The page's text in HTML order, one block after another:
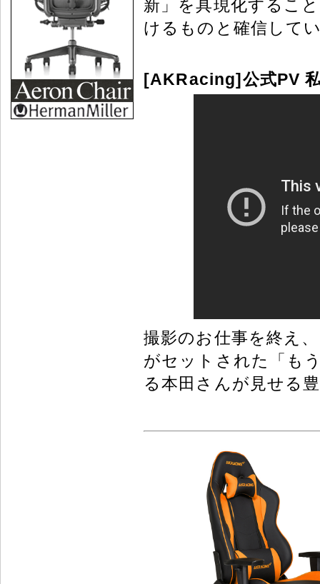
新」を具現化するこ
けるものと確信して
[AKRacing]公式PV
撮影のお仕事を終え
がセットされた「も
る本田さんが見せる